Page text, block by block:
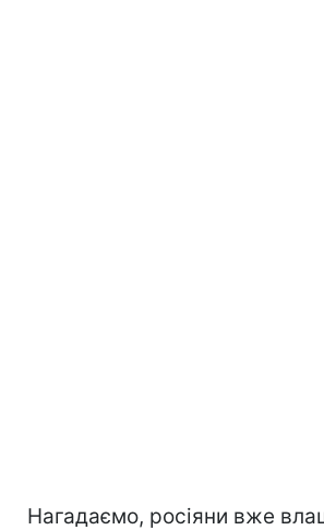
Нагадаємо, росіяни вже